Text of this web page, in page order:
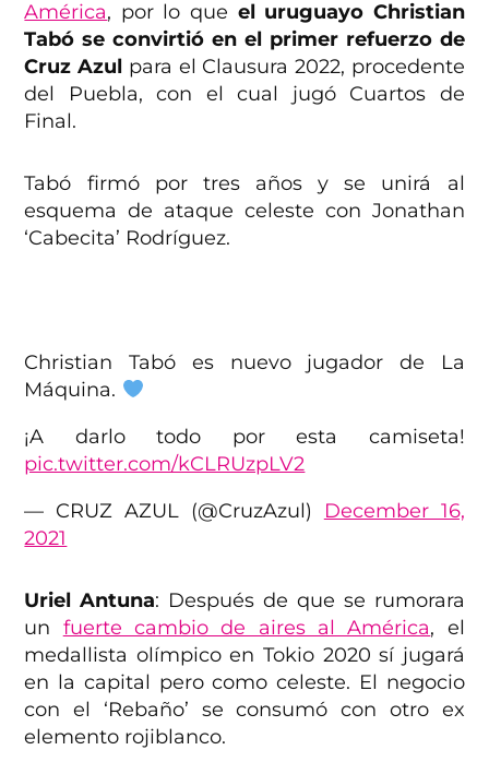
América, por lo que el uruguayo Christian
Tabó se convirtió en el primer refuerzo de
Cruz Azul para el Clausura 2022, procedente
del Puebla, con el cual jugó Cuartos de
Final.
Tabó firmó por tres años y se unirá al
esquema de ataque celeste con Jonathan
‘Cabecita’ Rodríguez.
Christian Tabó es nuevo jugador de La
Máquina.
¡A darlo todo por esta camiseta!
pic.twitter.com/kCLRUzpLV2
— CRUZ AZUL (@CruzAzul)
December 16,
2021
Uriel Antuna: Después de que se rumorara
un fuerte cambio de aires al América, el
medallista olímpico en Tokio 2020 sí jugará
en la capital pero como celeste. El negocio
con el ‘Rebaño’ se consumó con otro ex
elemento rojiblanco.